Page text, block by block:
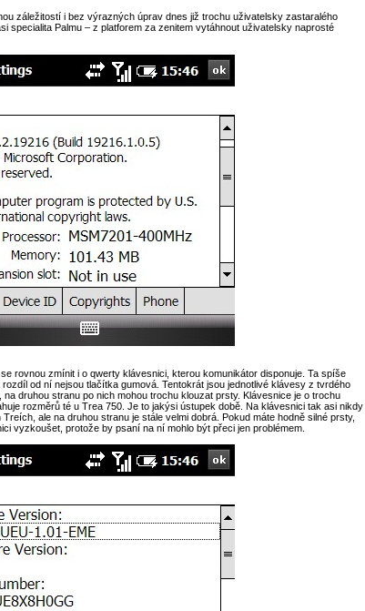
záležitostí i bez výrazných úprav dnes již trochu uživatelsky zastaralého
specialita Palmu – z platforem za zenitem vytáhnout uživatelsky naprosté
rovnou zmínit i o qwerty klávesnici, kterou komunikátor disponuje. Ta spíše
od ní nejsou tlačítka gumová. Tentokrát jsou jednotlivé klávesy z tvrdého
druhou stranu po nich mohou trochu klouzat prsty. Klávesnice je o trochu
rozměrů té u Trea 750. Je to jakýsi ústupek době. Na klávesnici tak asi nikdy
ale na druhou stranu je stále velmi dobrá. Pokud máte hodně silné prsty,
vyzkoušet, protože by psaní na ní mohlo být přeci jen problémem.